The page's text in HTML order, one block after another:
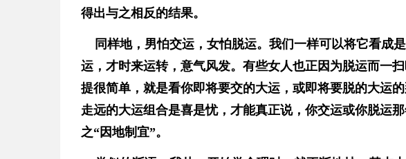
得出与之相反的结果。
同样地，男怕交运，女怕脱运。我们一样可以将它看成
运，才时来运转，意气风发。有些女人也正因为脱运而一
提很简单，就是看你即将要交的大运，或即将要脱的大运
走远的大运组合是喜是忧，才能真正说，你交运或你脱运
之“因地制宜”。